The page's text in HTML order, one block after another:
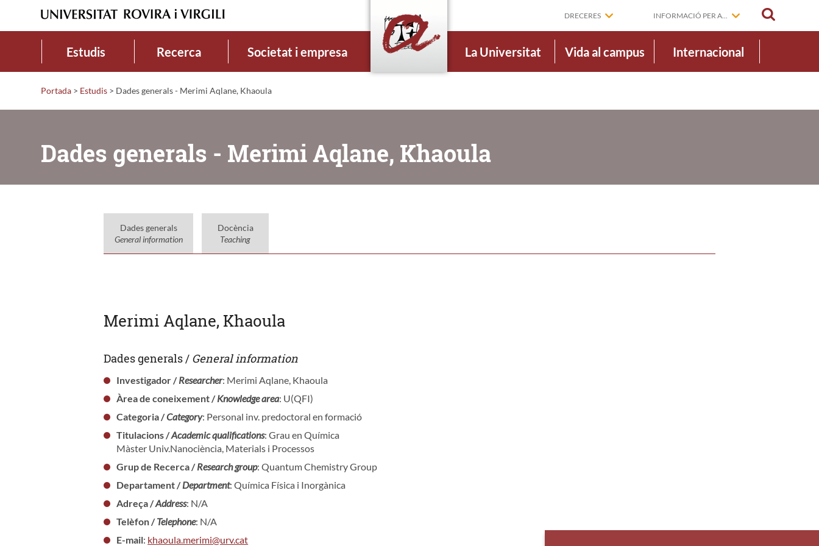
DRECERES INFORMACIÓ PER A...
Estudis Recerca Societat i empresa La Universitat Vida al campus Internacional
Portada > Estudis > Dades generals - Merimi Aqlane, Khaoula
Dades generals - Merimi Aqlane, Khaoula
Dades generals
General information
Docència
Teaching
Merimi Aqlane, Khaoula
Dades generals / General information
Investigador /Researcher: Merimi Aqlane, Khaoula
Àrea de coneixement /Knowledge area: U(QFI)
Categoria /Category: Personal inv. predoctoral en formació
Titulacions /Academic qualifications: Grau en Química
Màster Univ.Nanociència, Materials i Processos
Grup de Recerca /Research group: Quantum Chemistry Group
Departament /Department: Química Física i Inorgànica
Adreça /Address: N/A
Telèfon /Telephone: N/A
E-mail: khaoula.merimi@urv.cat